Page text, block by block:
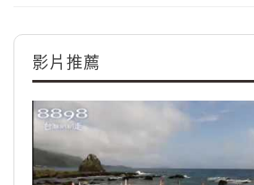
影片推薦